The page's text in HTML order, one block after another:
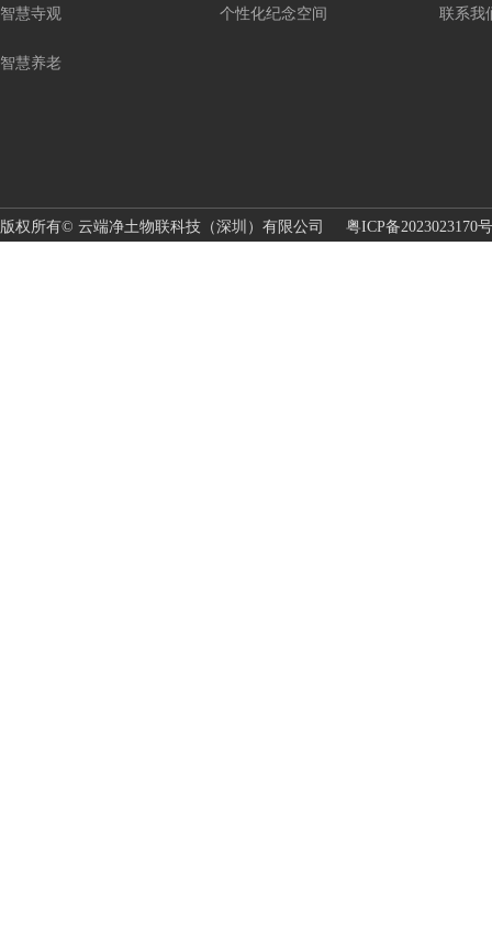
智慧寺观
智慧养老
个性化纪念空间 联系我
版权所有© 云端净土物联科技（深圳）有限公司 粤ICP备2023023170号